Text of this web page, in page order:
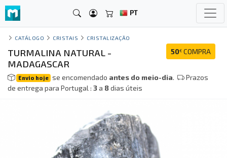
PT
CATÁLOGO CRISTAIS CRISTALIZAÇÃO
50€ COMPRA
TURMALINA NATURAL -
MADAGASCAR
Envio hoje se encomendado antes do meio-dia.
Prazos
de entrega para Portugal : 3a 8dias úteis